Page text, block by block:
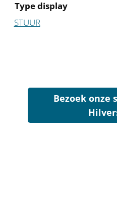
Type display
STUUR
Bezoek onze